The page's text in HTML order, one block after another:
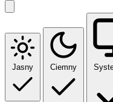
Jasny Ciemny